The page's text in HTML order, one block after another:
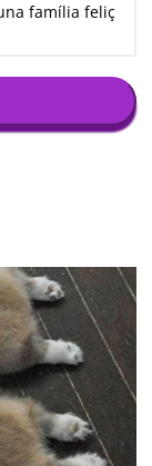
família feliç